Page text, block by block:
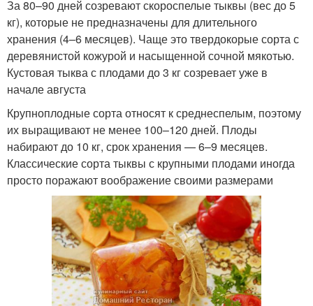
За 80–90 дней созревают скороспелые тыквы (вес до 5
кг), которые не предназначены для длительного
хранения (4–6 месяцев). Чаще это твердокорые сорта с
деревянистой кожурой и насыщенной сочной мякотью.
Кустовая тыква с плодами до 3 кг созревает уже в
начале августа
Крупноплодные сорта относят к среднеспелым, поэтому
их выращивают не менее 100–120 дней. Плоды
набирают до 10 кг, срок хранения — 6–9 месяцев.
Классические сорта тыквы с крупными плодами иногда
просто поражают воображение своими размерами